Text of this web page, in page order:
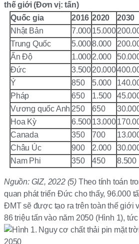
thế giới (Đơn vị: tấn)
Quốc gia
2016 2020 2030
Nhật Bản
7.00015.000
Trung Quốc
5.0008.000
Ấn Độ
1.0002.000
Đức
3.50020.000
Ý
850 5.000
Pháp
650 1.500
Vương quốc Anh 250 650
Hoa Kỳ
6.50013.000
Canada
350 700
Châu Úc
900 2.000
Nam Phi
350 450 8.500
Nguồn: GIZ, 2022 (5) Theo tính toán
quan phát triển Đức cho thấy, 96.000
ĐMT sẽ được tạo ra trên toàn thế giới
86 triệu tấn vào năm 2050 (Hình 1),